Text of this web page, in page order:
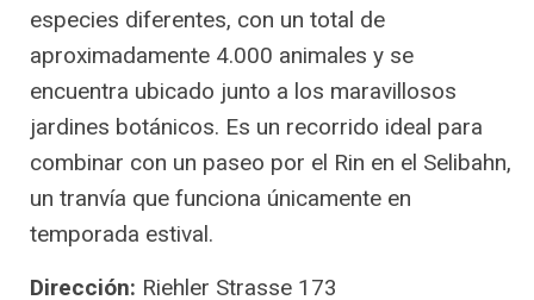
especies diferentes, con un total de
aproximadamente 4.000 animales y se
encuentra ubicado junto a los maravillosos
jardines botánicos. Es un recorrido ideal para
combinar con un paseo por el Rin en el Selibahn,
un tranvía que funciona únicamente en
temporada estival.
Dirección: Riehler Strasse 173